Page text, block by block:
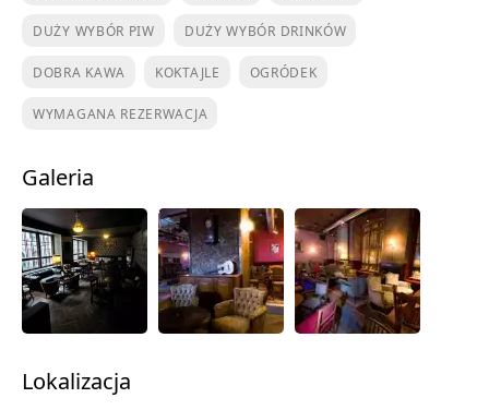
DUŻY WYBÓR PIW DUŻY WYBÓR DRINKÓW
DOBRA KAWA KOKTAJLE OGRÓDEK
WYMAGANA REZERWACJA
Galeria
Lokalizacja